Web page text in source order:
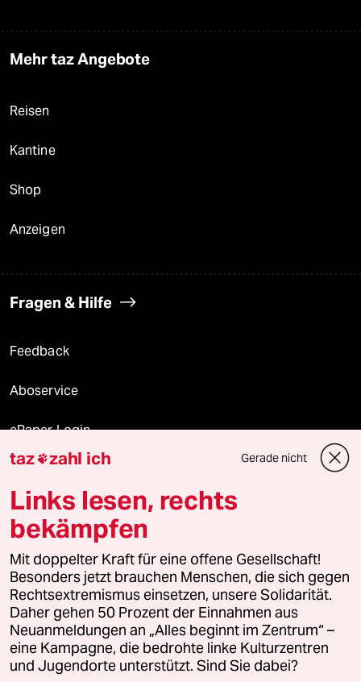
Mehr taz Angebote
Reisen
Kantine
Shop
Anzeigen
Fragen & Hilfe
Feedback
Aboservice
ePaper Login
Downloads für Abonnierende
© 2026 taz Verlags und Vertriebs GmbH
Alle Rechte vorbehalten. Bei rechtlichen Fragen oder für Genehmigungen
wenden Sie sich bitte an
lizenzen@taz.de
Feedback Redaktionsstatut Kommune-Richtlinien
Leitlinie Informant Datenschutz Impressum AGB
taz zahl ich Gerade nicht
Links lesen, rechts
bekämpfen
Mit doppelter Kraft für eine offene Gesellschaft!
Besonders jetzt brauchen Menschen, die sich gegen
Rechtsextremismus einsetzen, unsere Solidarität.
Daher gehen 50 Prozent der Einnahmen aus
Neuanmeldungen an „Alles beginnt im Zentrum“ –
eine Kampagne, die bedrohte linke Kulturzentren
und Jugendorte unterstützt. Sind Sie dabei?